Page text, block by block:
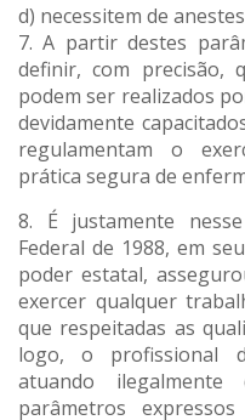
d) necessitem de
7. A partir destes
definir, com precisão,
podem ser realizados
devidamente
regulamentam o
prática segura de
8. É justamente
Federal de 1988, em
poder estatal,
exercer qualquer
que respeitadas as
logo, o profissional
atuando
parâmetros